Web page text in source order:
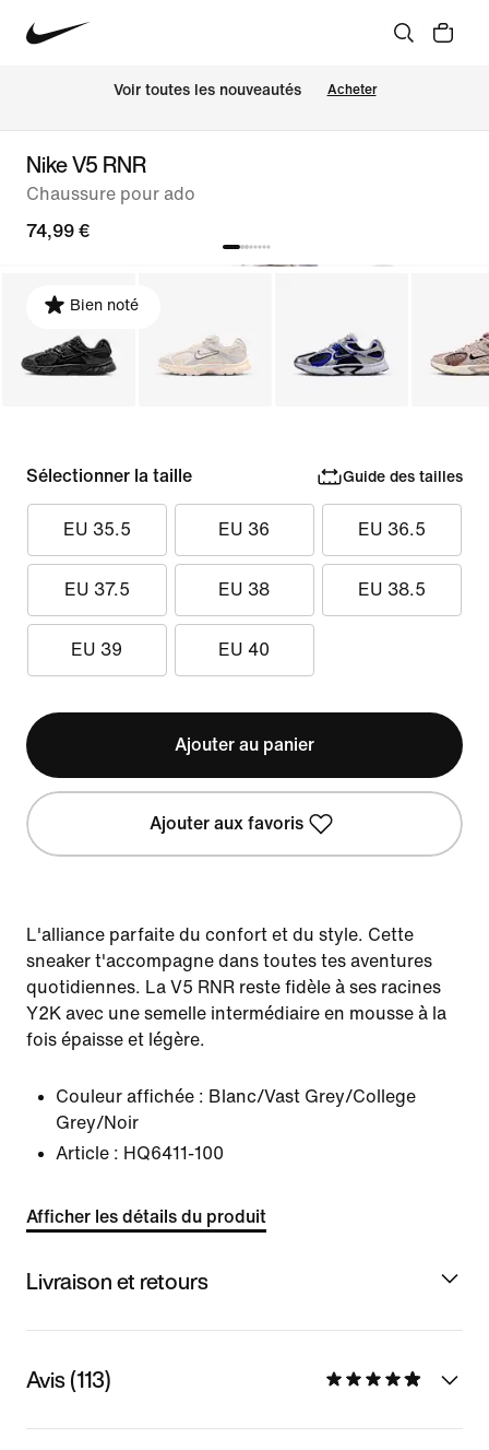
Voir toutes les nouveautés Acheter
Nike V5 RNR
Chaussure pour ado
74,99 €
Bien noté
Sélectionner la taille Guide des tailles
EU 35.5 EU 36 EU 36.5
EU 37.5 EU 38 EU 38.5
EU 39 EU 40
Ajouter au panier
Ajouter aux favoris
L'alliance parfaite du confort et du style. Cette
sneaker t'accompagne dans toutes tes aventures
quotidiennes. La V5 RNR reste fidèle à ses racines
Y2K avec une semelle intermédiaire en mousse à la
fois épaisse et légère.
Couleur affichée : Blanc/Vast Grey/College
Grey/Noir
Article : HQ6411-100
Afficher les détails du produit
Livraison et retours
Avis (113)